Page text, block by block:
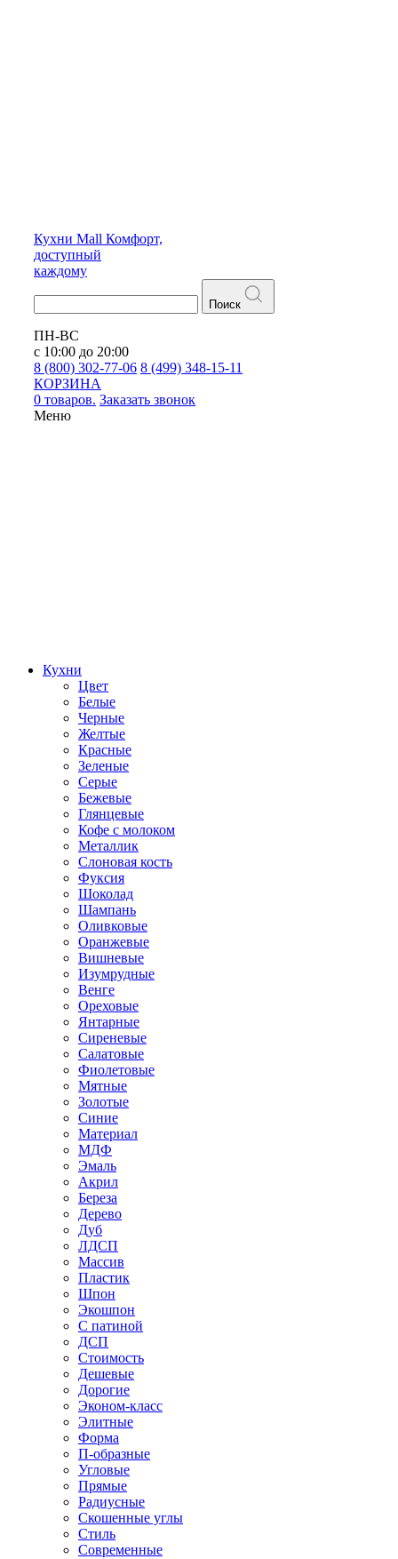
Кухни Mall Комфорт,
доступный
каждому
Поиск
ПН-ВС
с 10:00 до 20:00
8 (800) 302-77-06 8 (499) 348-15-11
КОРЗИНА
0 товаров. Заказать звонок
Меню
Кухни
Цвет
Белые
Черные
Желтые
Красные
Зеленые
Серые
Бежевые
Глянцевые
Кофе с молоком
Металлик
Слоновая кость
Фуксия
Шоколад
Шампань
Оливковые
Оранжевые
Вишневые
Изумрудные
Венге
Ореховые
Янтарные
Сиреневые
Салатовые
Фиолетовые
Мятные
Золотые
Синие
Материал
МДФ
Эмаль
Акрил
Береза
Дерево
Дуб
ЛДСП
Массив
Пластик
Шпон
Экошпон
С патиной
ДСП
Стоимость
Дешевые
Дорогие
Эконом-класс
Элитные
Форма
П-образные
Угловые
Прямые
Радиусные
Скошенные углы
Стиль
Современные